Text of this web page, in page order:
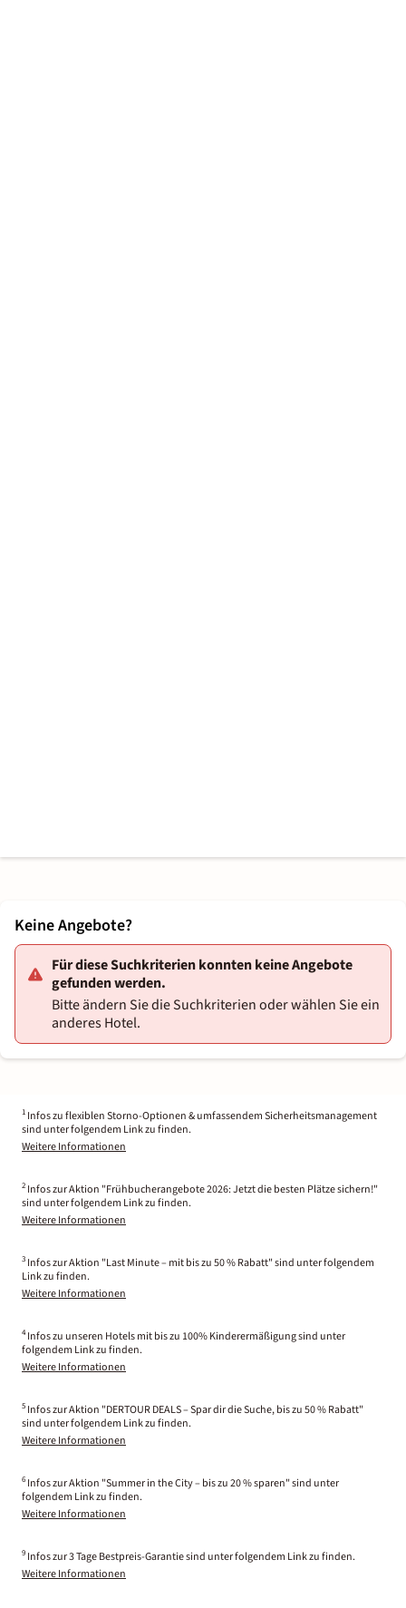
Keine Angebote?
Für diese Suchkriterien konnten keine Angebote
gefunden werden.
Bitte ändern Sie die Suchkriterien oder wählen Sie ein
anderes Hotel.
1 Infos zu flexiblen Storno-Optionen & umfassendem Sicherheitsmanagement
sind unter folgendem Link zu finden.
Weitere Informationen
2 Infos zur Aktion "Frühbucherangebote 2026: Jetzt die besten Plätze sichern!"
sind unter folgendem Link zu finden.
Weitere Informationen
3 Infos zur Aktion "Last Minute – mit bis zu 50 % Rabatt" sind unter folgendem
Link zu finden.
Weitere Informationen
4 Infos zu unseren Hotels mit bis zu 100% Kinderermäßigung sind unter
folgendem Link zu finden.
Weitere Informationen
5 Infos zur Aktion "DERTOUR DEALS – Spar dir die Suche, bis zu 50 % Rabatt"
sind unter folgendem Link zu finden.
Weitere Informationen
6 Infos zur Aktion "Summer in the City – bis zu 20 % sparen" sind unter
folgendem Link zu finden.
Weitere Informationen
9 Infos zur 3 Tage Bestpreis-Garantie sind unter folgendem Link zu finden.
Weitere Informationen